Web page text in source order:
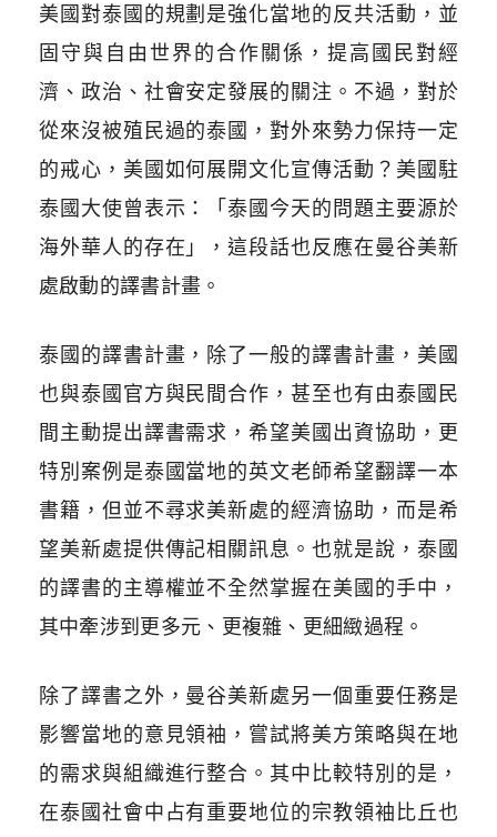
美國對泰國的規劃是強化當地的反共活動，並
固守與自由世界的合作關係，提高國民對經
濟、政治、社會安定發展的關注。不過，對於
從來沒被殖民過的泰國，對外來勢力保持一定
的戒心，美國如何展開文化宣傳活動？美國駐
泰國大使曾表示：「泰國今天的問題主要源於
海外華人的存在」，這段話也反應在曼谷美新
處啟動的譯書計畫。
泰國的譯書計畫，除了一般的譯書計畫，美國
也與泰國官方與民間合作，甚至也有由泰國民
間主動提出譯書需求，希望美國出資協助，更
特別案例是泰國當地的英文老師希望翻譯一本
書籍，但並不尋求美新處的經濟協助，而是希
望美新處提供傳記相關訊息。也就是說，泰國
的譯書的主導權並不全然掌握在美國的手中，
其中牽涉到更多元、更複雜、更細緻過程。
除了譯書之外，曼谷美新處另一個重要任務是
影響當地的意見領袖，嘗試將美方策略與在地
的需求與組織進行整合。其中比較特別的是，
在泰國社會中占有重要地位的宗教領袖比丘也